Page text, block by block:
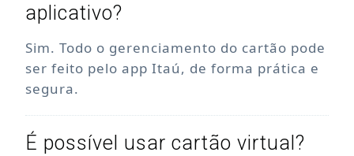
aplicativo?
Sim. Todo o gerenciamento do cartão pode
ser feito pelo app Itaú, de forma prática e
segura.
É possível usar cartão virtual?